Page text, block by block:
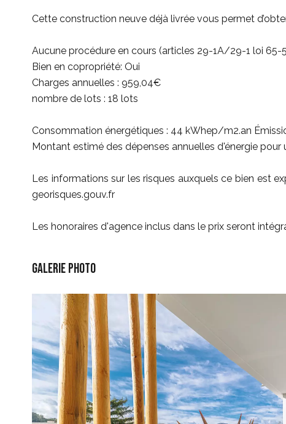
Cette construction neuve déjà livrée vous permet
Aucune procédure en cours (articles 29-1A/29-1 loi 65-
Bien en copropriété: Oui
Charges annuelles : 959,04€
nombre de lots : 18 lots
Consommation énergétiques : 44 kWhep/m2.an
Montant estimé des dépenses annuelles d'énergie
Les informations sur les risques auxquels ce bien est
georisques.gouv.fr
Les honoraires d'agence inclus dans le prix seront
Galerie photo